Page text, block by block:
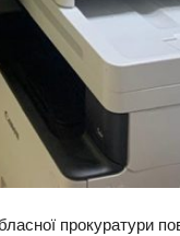
прокуратури